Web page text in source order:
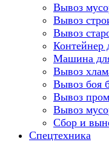
Вывоз
Вывоз
Вывоз
Контейнер
Машина
Вывоз
Вывоз боя
Вывоз
Вывоз
Сбор и
Спецтехника